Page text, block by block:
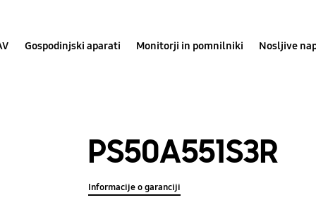
Gospodinjski aparati Monitorji in pomnilniki Nosljive
PS50A551S3R
Informacije o garanciji